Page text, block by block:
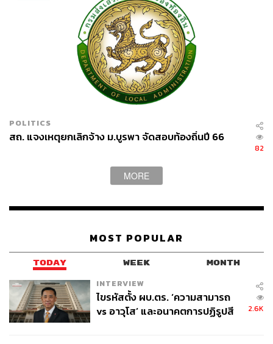
POLITICS
สถ. แจงเหตุยกเลิกจ้าง ม.บูรพา จัดสอบท้องถิ่นปี 66
82
MORE
MOST POPULAR
TODAY WEEK MONTH
INTERVIEW
ไขรหัสตั้ง ผบ.ตร. ‘ความสามารถ
vs อาวุโส’ และอนาคตการปฏิรูปสี
2.6K